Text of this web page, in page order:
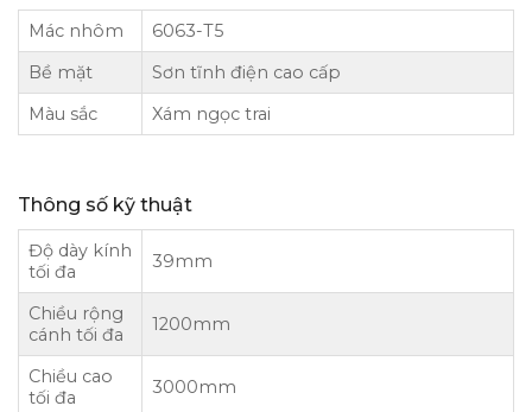
Mác nhôm
6063-T5
Bề mặt
Sơn tĩnh điện cao cấp
Màu sắc
Xám ngọc trai
Thông số kỹ thuật
Độ dày kính
tối đa
39mm
Chiều rộng
cánh tối đa
1200mm
Chiều cao
tối đa
3000mm